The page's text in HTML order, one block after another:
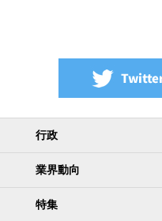
行政
業界動向
特集